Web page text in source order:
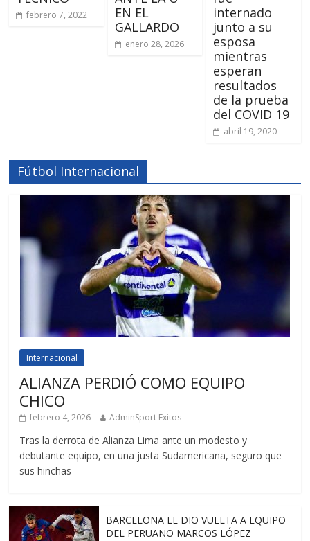
febrero 7, 2022
EN EL
GALLARDO
enero 28, 2026
internado
junto a su
esposa
mientras
esperan
resultados
de la prueba
del COVID 19
abril 19, 2020
Fútbol Internacional
Internacional
ALIANZA PERDIÓ COMO EQUIPO
CHICO
febrero 4, 2026 AdminSport Exitos
Tras la derrota de Alianza Lima ante un modesto y
debutante equipo, en una justa Sudamericana, seguro que
sus hinchas
BARCELONA LE DIO VUELTA A EQUIPO
DEL PERUANO MARCOS LÓPEZ